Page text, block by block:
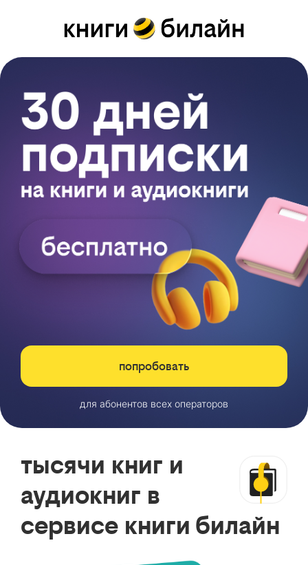
попробовать
для абонентов всех операторов
тысячи книг и
аудиокниг в
сервисе книги билайн